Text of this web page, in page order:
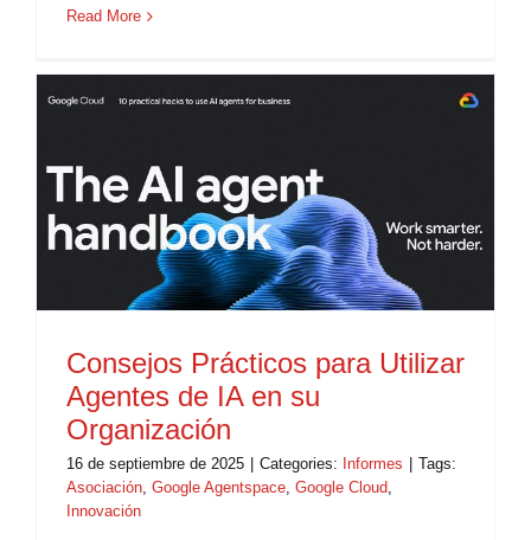
Read More
Consejos Prácticos para Utilizar
Agentes de IA en su
Organización
16 de septiembre de 2025 Categories: Informes
Tags:
Asociación, Google Agentspace, Google Cloud,
Innovación